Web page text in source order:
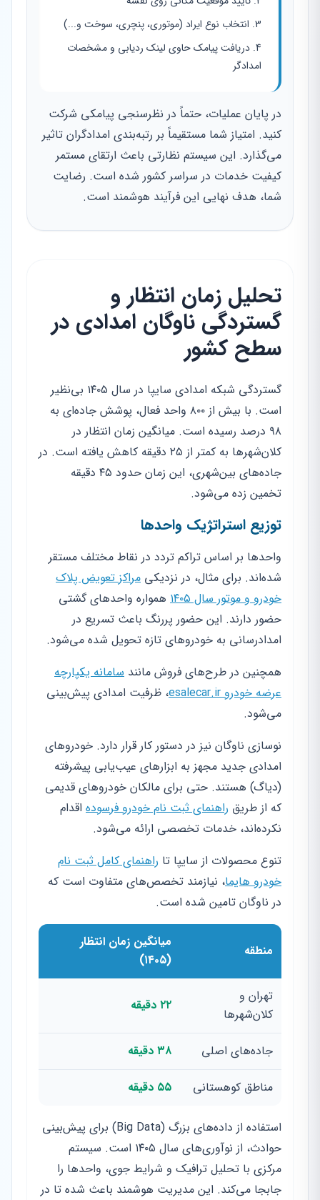
انتخاب نوع ایراد (موتوری، پنچری، سوخت و...)
دریافت پیامک حاوی لینک ردیابی و مشخصات
امدادگر
در پایان عملیات، حتماً در نظرسنجی پیامکی شرکت
کنید. امتیاز شما مستقیماً بر رتبه‌بندی امدادگران تاثیر
می‌گذارد. این سیستم نظارتی باعث ارتقای مستمر
کیفیت خدمات در سراسر کشور شده است. رضایت
شما، هدف نهایی این فرآیند هوشمند است.
تحلیل زمان انتظار و
گستردگی ناوگان امدادی در
سطح کشور
گستردگی شبکه امدادی سایپا در سال ۱۴۰۵ بی‌نظیر
است. با بیش از ۸۰۰ واحد فعال، پوشش جاده‌ای به
۹۸ درصد رسیده است. میانگین زمان انتظار در
کلان‌شهرها به کمتر از ۲۵ دقیقه کاهش یافته است. در
جاده‌های بین‌شهری، این زمان حدود ۴۵ دقیقه
تخمین زده می‌شود.
توزیع استراتژیک واحدها
واحدها بر اساس تراکم تردد در نقاط مختلف مستقر
شده‌اند. برای مثال، در نزدیکی مراکز تعویض پلاک
خودرو و موتور سال ۱۴۰۵
همواره واحدهای گشتی
حضور دارند. این حضور پررنگ باعث تسریع در
امدادرسانی به خودروهای تازه تحویل شده می‌شود.
همچنین در طرح‌های فروش مانند سامانه یکپارچه
عرضه خودرو esalecar.ir
، ظرفیت امدادی پیش‌بینی
می‌شود.
نوسازی ناوگان نیز در دستور کار قرار دارد. خودروهای
امدادی جدید مجهز به ابزارهای عیب‌یابی پیشرفته
(دیاگ) هستند. حتی برای مالکان خودروهای قدیمی
که از طریق راهنمای ثبت نام خودرو فرسوده اقدام
نکرده‌اند، خدمات تخصصی ارائه می‌شود.
تنوع محصولات از سایپا تا راهنمای کامل ثبت نام
خودرو هایما، نیازمند تخصص‌های متفاوت است که
در ناوگان تامین شده است.
منطقه
میانگین زمان انتظار
(۱۴۰۵)
تهران و
کلان‌شهرها
۲۲ دقیقه
جاده‌های اصلی ۳۸ دقیقه
مناطق کوهستانی ۵۵ دقیقه
استفاده از داده‌های بزرگ (Big Data) برای پیش‌بینی
حوادث، از نوآوری‌های سال ۱۴۰۵ است. سیستم
مرکزی با تحلیل ترافیک و شرایط جوی، واحدها را
جابجا می‌کند. این مدیریت هوشمند باعث شده تا در